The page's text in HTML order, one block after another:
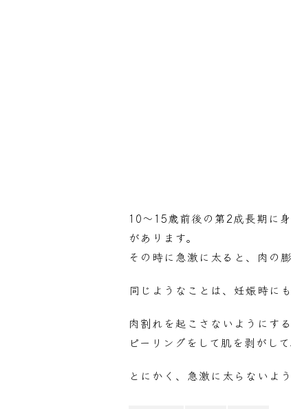
10～15歳前後の第2成長期に
があります。
その時に急激に太ると、肉の
同じようなことは、妊娠時に
肉割れを起こさないようにす
ピーリングをして肌を剥がし
とにかく、急激に太らないよ